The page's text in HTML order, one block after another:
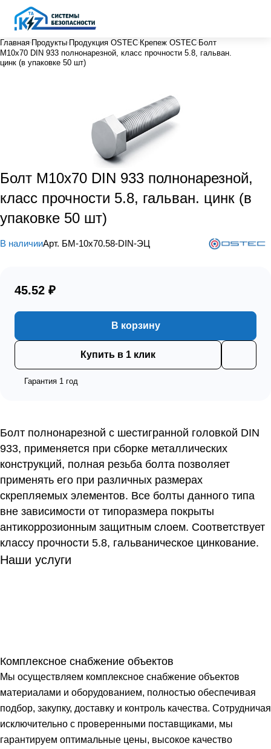
Главная Продукты Продукция OSTEC Крепеж OSTEC Болт
М10х70 DIN 933 полнонарезной, класс прочности 5.8, гальван.
цинк (в упаковке 50 шт)
Болт М10х70 DIN 933 полнонарезной,
класс прочности 5.8, гальван. цинк (в
упаковке 50 шт)
В наличииАрт. БМ-10х70.58-DIN-ЭЦ
45.52 ₽
В корзину
Купить в 1 клик
Гарантия 1 год
Болт полнонарезной с шестигранной головкой DIN
933, применяется при сборке металлических
конструкций, полная резьба болта позволяет
применять его при различных размерах
скрепляемых элементов. Все болты данного типа
вне зависимости от типоразмера покрыты
антикоррозионным защитным слоем. Соответствует
классу прочности 5.8, гальваническое цинкование.
Наши услуги
Комплексное снабжение объектов
Мы осуществляем комплексное снабжение объектов
материалами и оборудованием, полностью обеспечивая
подбор, закупку, доставку и контроль качества. Сотрудничая
исключительно с проверенными поставщиками, мы
гарантируем оптимальные цены, высокое качество